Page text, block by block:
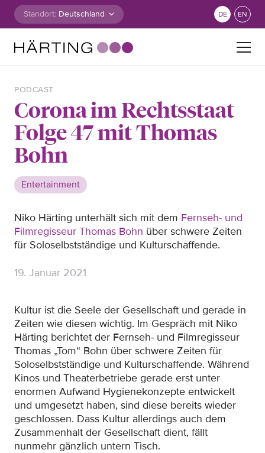
Zum Inhalt springen
Standort: DE EN
PODCAST
Corona im Rechtsstaat
Folge 47 mit Thomas
Bohn
Entertainment
Niko Härting unterhält sich mit dem Fernseh- und
Filmregisseur Thomas Bohn über schwere Zeiten
für Soloselbstständige und Kulturschaffende.
19. Januar 2021
Kultur ist die Seele der Gesellschaft und gerade in
Zeiten wie diesen wichtig. Im Gespräch mit Niko
Härting berichtet der Fernseh- und Filmregisseur
Thomas „Tom“ Bohn über schwere Zeiten für
Soloselbstständige und Kulturschaffende. Während
Kinos und Theaterbetriebe gerade erst unter
enormen Aufwand Hygienekonzepte entwickelt
und umgesetzt haben, sind diese bereits wieder
geschlossen. Dass Kultur allerdings auch dem
Zusammenhalt der Gesellschaft dient, fällt
nunmehr gänzlich untern Tisch.